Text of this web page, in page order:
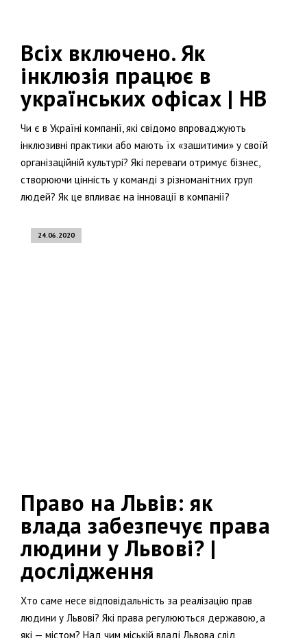
Всіх включено. Як
інклюзія працює в
українських офісах | НВ
Чи є в Україні компанії, які свідомо впроваджують
інклюзивні практики або мають їх «зашитими» у своїй
організаційній культурі? Які переваги отримує бізнес,
створюючи цінність у команді з різноманітних груп
людей? Як це впливає на інновації в компанії?
24.06.2020
Право на Львів: як
влада забезпечує права
людини у Львові? |
дослідження
Хто саме несе відповідальність за реалізацію прав
людини у Львові? Які права регулюються державою, а
які — містом? Над чим міській владі Львова слід